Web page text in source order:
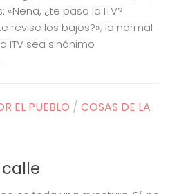
«Nena, ¿te paso la ITV?
revise los bajos?»; lo normal
ITV sea sinónimo
EL PUEBLO / COSAS DE LA